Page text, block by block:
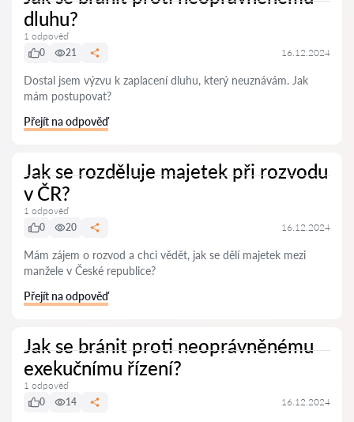
dluhu?
1 odpověď
0
21 16.12.2024
Dostal jsem výzvu k zaplacení dluhu, který neuznávám. Jak
mám postupovat?
Přejít na odpověď
Jak se rozděluje majetek při rozvodu
v ČR?
1 odpověď
0
20 16.12.2024
Mám zájem o rozvod a chci vědět, jak se dělí majetek mezi
manžele v České republice?
Přejít na odpověď
Jak se bránit proti neoprávněnému
exekučnímu řízení?
1 odpověď
0
14 16.12.2024